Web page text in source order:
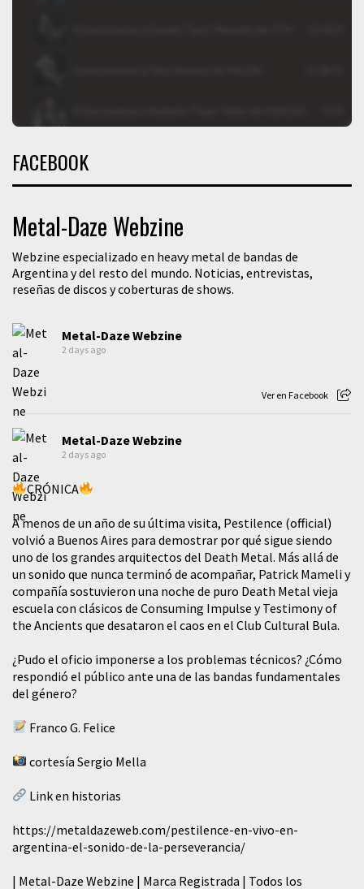
FACEBOOK
Metal-Daze Webzine
Webzine especializado en heavy metal de bandas de
Argentina y del resto del mundo. Noticias, entrevistas,
reseñas de discos y coberturas de shows.
Metal-Daze Webzine
2 days ago
Ver en Facebook
Metal-Daze Webzine
2 days ago
CRÓNICA
A menos de un año de su última visita, Pestilence (official)
volvió a Buenos Aires para demostrar por qué sigue siendo
uno de los grandes arquitectos del Death Metal. Más allá de
un sonido que nunca terminó de acompañar, Patrick Mameli y
compañía sostuvieron una noche de puro Death Metal vieja
escuela con clásicos de Consuming Impulse y Testimony of
the Ancients que desataron el caos en el Club Cultural Bula.
¿Pudo el oficio imponerse a los problemas técnicos? ¿Cómo
respondió el público ante una de las bandas fundamentales
del género?
Franco G. Felice
cortesía Sergio Mella
Link en historias
https://metaldazeweb.com/pestilence-en-vivo-en-
argentina-el-sonido-de-la-perseverancia/
| Metal-Daze Webzine | Marca Registrada | Todos los